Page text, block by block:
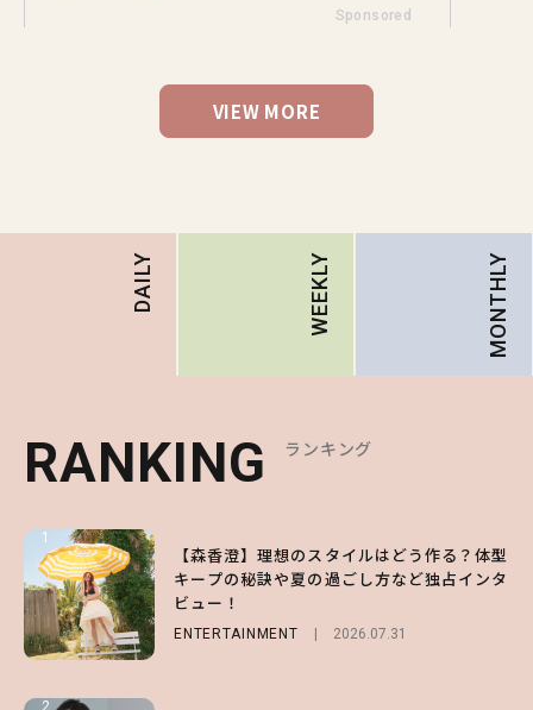
Sponsored
VIEW MORE
DAILY WEEKLY MONTHLY
RANKING ランキング
1
【森香澄】理想のスタイルはどう作る？体型
キープの秘訣や夏の過ごし方など独占インタ
ビュー！
ENTERTAINMENT 2026.07.31
2
RANKING ランキング
1
【ハローキティ】がスシローと初コラボ♡
第1弾の気になるメニュー＆限定グッズを総
チェック！
LIFESTYLE 2026.07.31
2
RANKING ランキング
1
【SNIDEL】長濱ねるとロマンティックトラ
ッドな秋はじめ｜2026秋の新作コーデ4選
2